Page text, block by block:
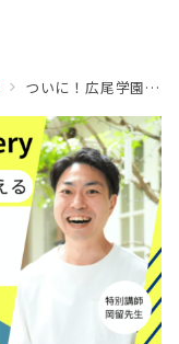
ついに！広尾学園中学校AG Math対策集団授業スタート！その名も『TCK広尾AG Math Mastery』